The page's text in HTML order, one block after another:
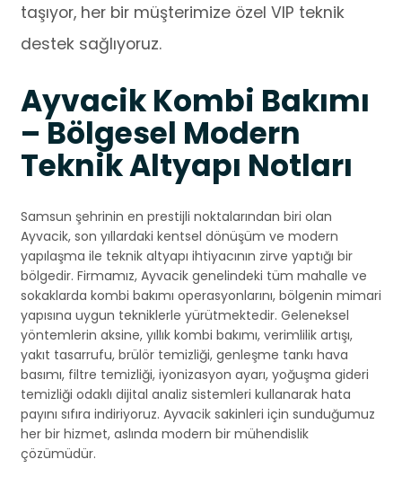
taşıyor, her bir müşterimize özel VIP teknik
destek sağlıyoruz.
Ayvacik Kombi Bakımı
– Bölgesel Modern
Teknik Altyapı Notları
Samsun şehrinin en prestijli noktalarından biri olan
Ayvacik, son yıllardaki kentsel dönüşüm ve modern
yapılaşma ile teknik altyapı ihtiyacının zirve yaptığı bir
bölgedir. Firmamız, Ayvacik genelindeki tüm mahalle ve
sokaklarda kombi bakımı operasyonlarını, bölgenin mimari
yapısına uygun tekniklerle yürütmektedir. Geleneksel
yöntemlerin aksine, yıllık kombi bakımı, verimlilik artışı,
yakıt tasarrufu, brülör temizliği, genleşme tankı hava
basımı, filtre temizliği, iyonizasyon ayarı, yoğuşma gideri
temizliği odaklı dijital analiz sistemleri kullanarak hata
payını sıfıra indiriyoruz. Ayvacik sakinleri için sunduğumuz
her bir hizmet, aslında modern bir mühendislik
çözümüdür.